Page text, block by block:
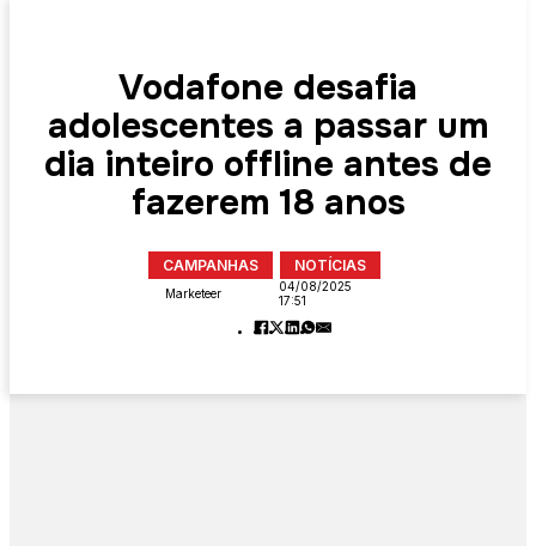
Vodafone desafia
adolescentes a passar um
dia inteiro offline antes de
fazerem 18 anos
CAMPANHAS NOTÍCIAS
Marketeer
04/08/2025
17:51